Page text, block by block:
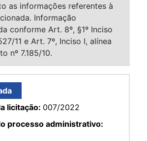
as informações referentes à
Informação
conforme Art. 8º, §1º Inciso
11 e Art. 7º, Inciso I, alínea
nº 7.185/10.
licitação: 007/2022
processo administrativo: